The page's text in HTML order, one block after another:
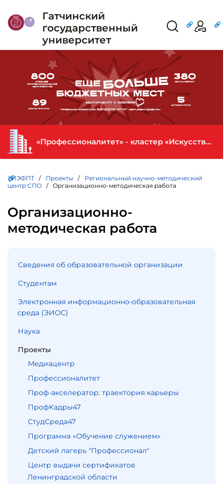
Гатчинский
государственный
университет
«Профессионалитет» - кластер «Искусство и креативная индустрия» в ГИЭФПТ
ГИЭФПТ / Проекты /
Региональный научно-методический
центр СПО / Организационно-методическая работа
Организационно-
методическая работа
Сведения об образовательной организации
Студентам
Электронная информационно-образовательная
среда (ЭИОС)
Наука
Проекты
Медиацентр
Профессионалитет
Проф-акселератор: траектория карьеры
ПрофКадры47
СтудСреда47
Программа «Обучение служением»
Детский лагерь "Профессионал"
Центр выдачи сертификатов
Ленинградской области